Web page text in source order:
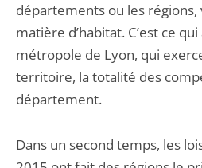
départements ou les régions,
matière d’habitat. C’est ce
métropole de Lyon, qui
territoire, la totalité des
département.
Dans un second temps, les